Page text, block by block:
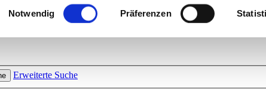
Einwilligungsauswahl
Notwendig Präferenzen
und interessante Tipps und Tricks. Stellen Sie Ihre Fragen und
Erweiterte Suche